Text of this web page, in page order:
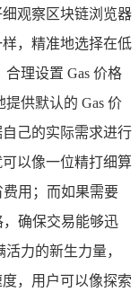
观察区块链浏览器
，精准地选择在低
理设置 Gas 价格
供默认的 Gas 价
己的实际需求进行
以像一位精打细算
费用；而如果需要
，确保交易能够迅
力的新生力量，
，用户可以像探索